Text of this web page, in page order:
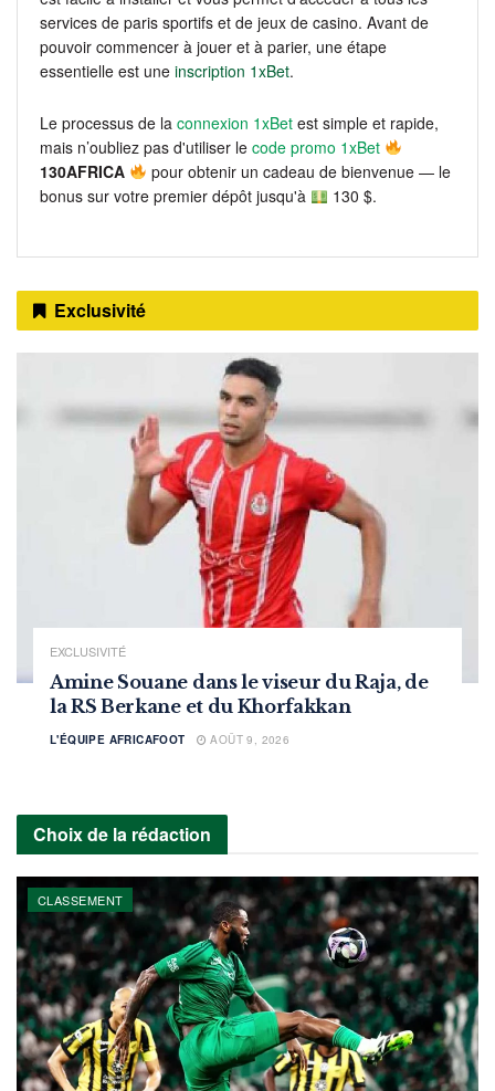
services de paris sportifs et de jeux de casino. Avant de
pouvoir commencer à jouer et à parier, une étape
essentielle est une inscription 1xBet.
Le processus de la connexion 1xBet est simple et rapide,
mais n’oubliez pas d'utiliser le code promo 1xBet
130AFRICA
pour obtenir un cadeau de bienvenue — le
bonus sur votre premier dépôt jusqu'à
130 $.
Exclusivité
EXCLUSIVITÉ
Amine Souane dans le viseur du Raja, de
la RS Berkane et du Khorfakkan
L'ÉQUIPE AFRICAFOOT AOÛT 9, 2026
Choix de la rédaction
CLASSEMENT